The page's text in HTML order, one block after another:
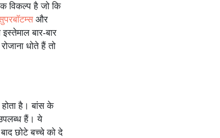
विकल्प है जो कि
और
बार-बार
धोते हैं तो
है। बांस के
हैं। ये
छोटे बच्चे को दे